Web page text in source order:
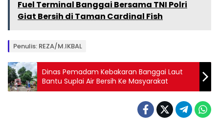
Fuel Terminal Banggai Bersama TNI Polri
Giat Bersih di Taman Cardinal Fish
Penulis: REZA/M.IKBAL
Dinas Pemadam Kebakaran Banggai Laut
Bantu Suplai Air Bersih Ke Masyarakat